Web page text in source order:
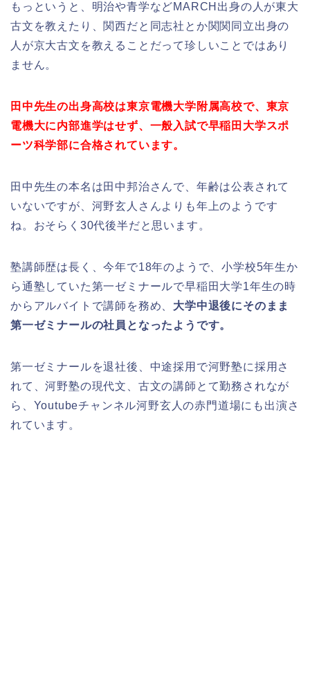
もっというと、明治や青学などMARCH出身の人が東大
古文を教えたり、関西だと同志社とか関関同立出身の
人が京大古文を教えることだって珍しいことではあり
ません。
田中先生の出身高校は東京電機大学附属高校で、東京
電機大に内部進学はせず、一般入試で早稲田大学スポ
ーツ科学部に合格されています。
田中先生の本名は田中邦治さんで、年齢は公表されて
いないですが、河野玄人さんよりも年上のようです
ね。おそらく30代後半だと思います。
塾講師歴は長く、今年で18年のようで、小学校5年生か
ら通塾していた第一ゼミナールで早稲田大学1年生の時
からアルバイトで講師を務め、 大学中退後にそのまま
第一ゼミナールの社員となったようです。
第一ゼミナールを退社後、中途採用で河野塾に採用さ
れて、河野塾の現代文、古文の講師とて勤務されなが
ら、Youtubeチャンネル河野玄人の赤門道場にも出演さ
れています。